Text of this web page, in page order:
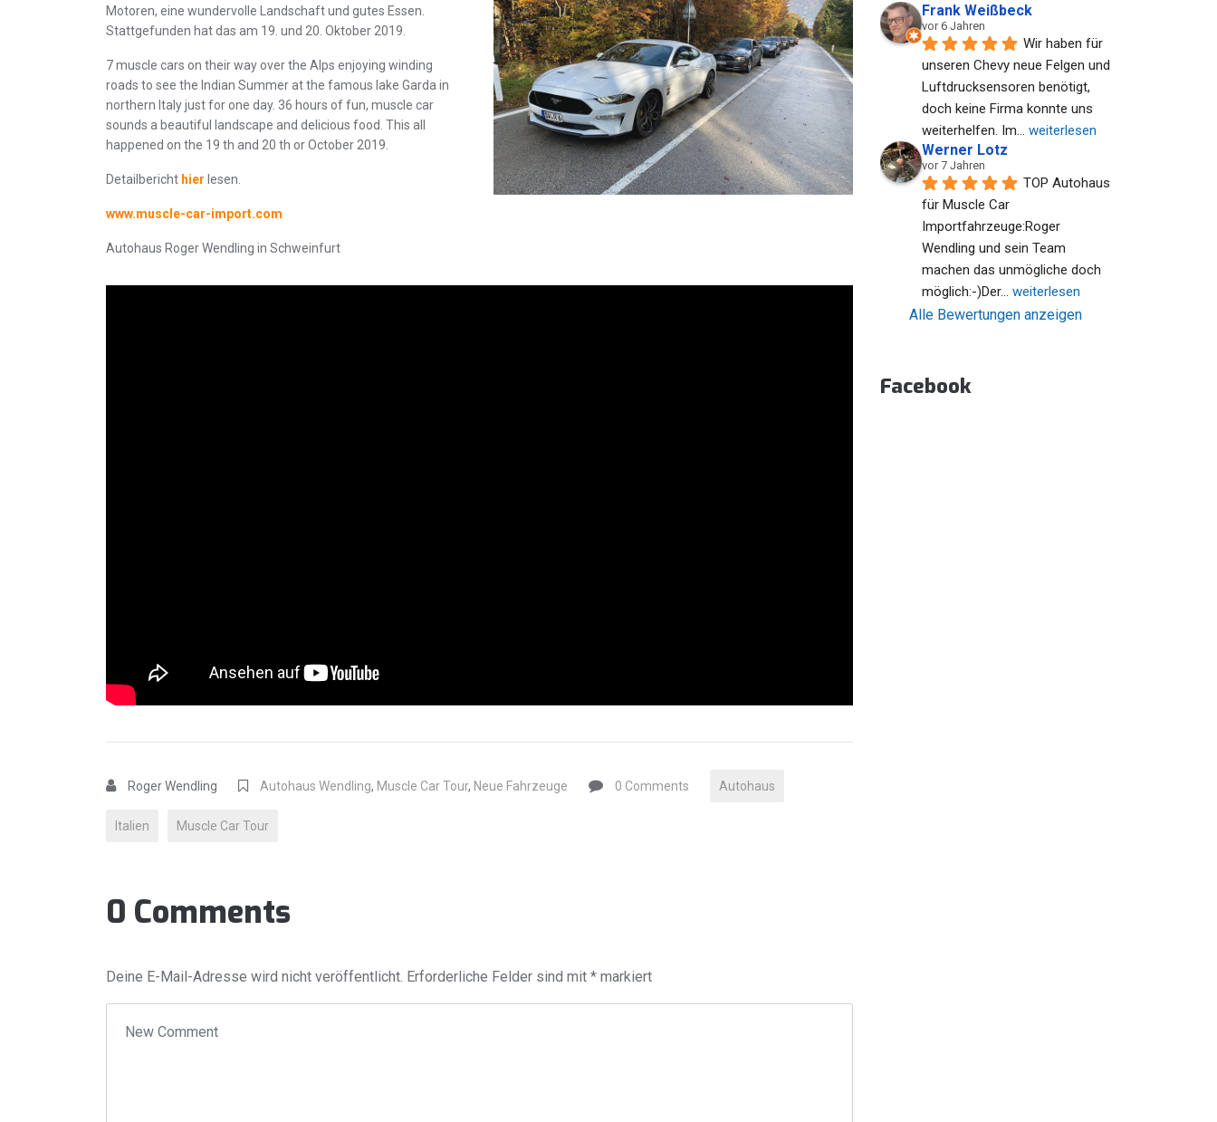
Motoren, eine wundervolle Landschaft und gutes Essen.
Stattgefunden hat das am 19. und 20. Oktober 2019.
7 muscle cars on their way over the Alps enjoying winding
roads to see the Indian Summer at the famous lake Garda in
northern Italy just for one day. 36 hours of fun, muscle car
sounds a beautiful landscape and delicious food. This all
happened on the 19 th and 20 th or October 2019.
Detailbericht hier lesen.
www.muscle-car-import.com
Autohaus Roger Wendling in Schweinfurt
Roger Wendling Autohaus Wendling, Muscle Car Tour, Neue Fahrzeuge 0 Comments Autohaus
Italien Muscle Car Tour
0 Comments
Deine E-Mail-Adresse wird nicht veröffentlicht. Erforderliche Felder sind mit * markiert
Frank Weißbeck
vor 6 Jahren
Wir haben für
unseren Chevy neue Felgen und
Luftdrucksensoren benötigt,
doch keine Firma konnte uns
weiterhelfen. Im... weiterlesen
Werner Lotz
vor 7 Jahren
TOP Autohaus
für Muscle Car
Importfahrzeuge:Roger
Wendling und sein Team
machen das unmögliche doch
möglich:-)Der... weiterlesen
Alle Bewertungen anzeigen
Facebook